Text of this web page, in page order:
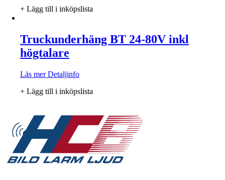
+ Lägg till i inköpslista
Truckunderhäng BT 24-80V inkl
högtalare
Läs merDetaljinfo
+ Lägg till i inköpslista